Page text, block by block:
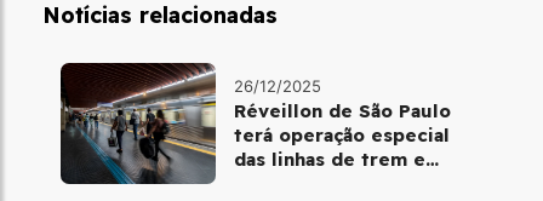
Notícias relacionadas
26/12/2025
Réveillon de São Paulo
terá operação especial
das linhas de trem e